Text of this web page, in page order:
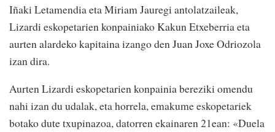
Iñaki Letamendia eta Miriam Jauregi antolatzaileak,
Lizardi eskopetarien konpainiako Kakun Etxeberria eta
aurten alardeko kapitaina izango den Juan Joxe Odriozola
izan dira.
Aurten Lizardi eskopetarien konpainia bereziki omendu
nahi izan du udalak, eta horrela, emakume eskopetariek
botako dute txupinazoa, datorren ekainaren 21ean: «Duela